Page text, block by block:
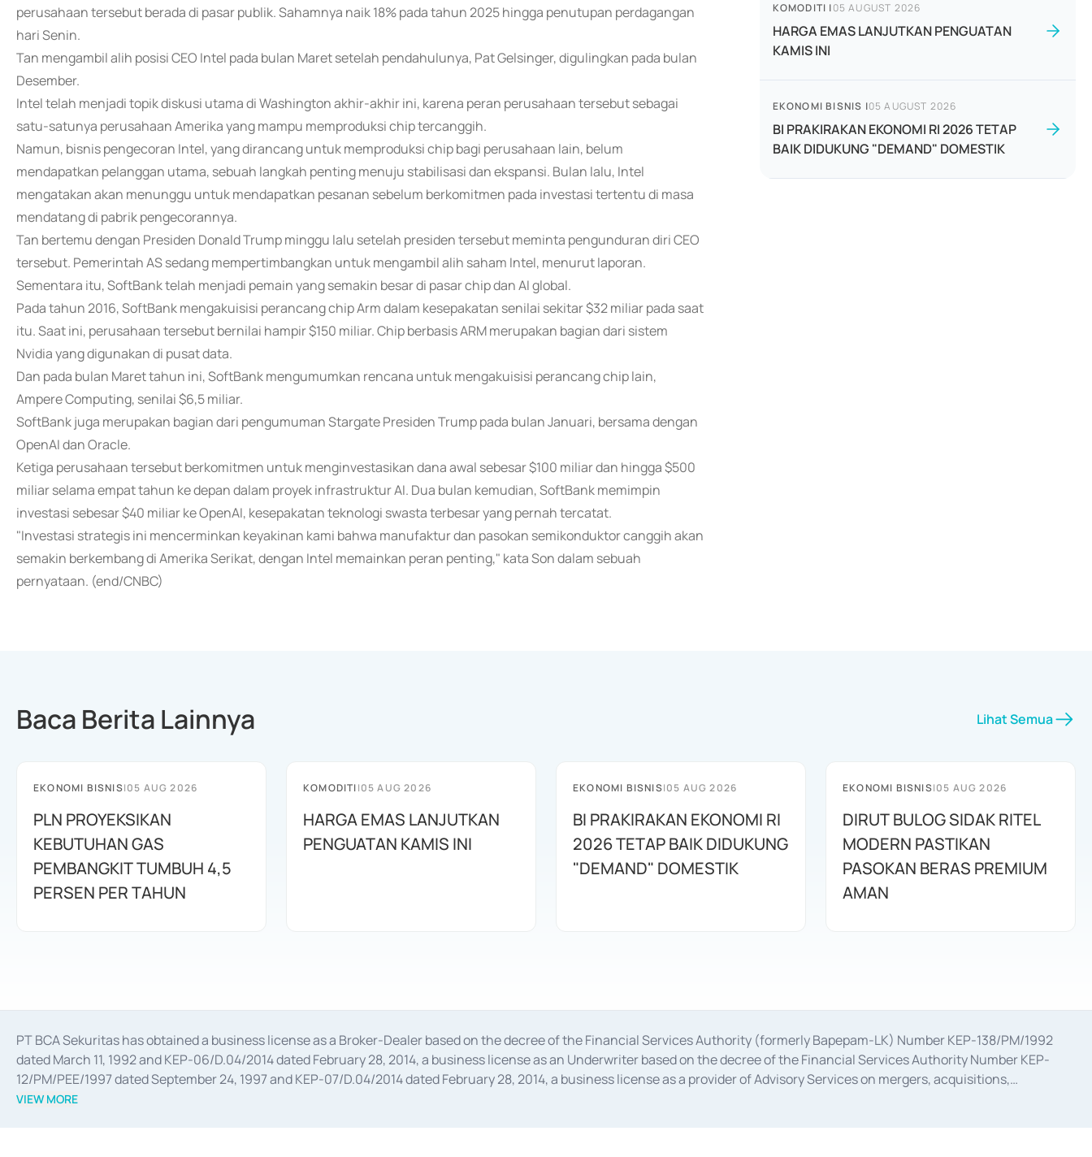
perusahaan tersebut berada di pasar publik. Sahamnya naik 18% pada tahun 2025 hingga penutupan perdagangan
hari Senin.
Tan mengambil alih posisi CEO Intel pada bulan Maret setelah pendahulunya, Pat Gelsinger, digulingkan pada bulan
Desember.
Intel telah menjadi topik diskusi utama di Washington akhir-akhir ini, karena peran perusahaan tersebut sebagai
satu-satunya perusahaan Amerika yang mampu memproduksi chip tercanggih.
Namun, bisnis pengecoran Intel, yang dirancang untuk memproduksi chip bagi perusahaan lain, belum
mendapatkan pelanggan utama, sebuah langkah penting menuju stabilisasi dan ekspansi. Bulan lalu, Intel
mengatakan akan menunggu untuk mendapatkan pesanan sebelum berkomitmen pada investasi tertentu di masa
mendatang di pabrik pengecorannya.
Tan bertemu dengan Presiden Donald Trump minggu lalu setelah presiden tersebut meminta pengunduran diri CEO
tersebut. Pemerintah AS sedang mempertimbangkan untuk mengambil alih saham Intel, menurut laporan.
Sementara itu, SoftBank telah menjadi pemain yang semakin besar di pasar chip dan AI global.
Pada tahun 2016, SoftBank mengakuisisi perancang chip Arm dalam kesepakatan senilai sekitar $32 miliar pada saat
itu. Saat ini, perusahaan tersebut bernilai hampir $150 miliar. Chip berbasis ARM merupakan bagian dari sistem
Nvidia yang digunakan di pusat data.
Dan pada bulan Maret tahun ini, SoftBank mengumumkan rencana untuk mengakuisisi perancang chip lain,
Ampere Computing, senilai $6,5 miliar.
SoftBank juga merupakan bagian dari pengumuman Stargate Presiden Trump pada bulan Januari, bersama dengan
OpenAI dan Oracle.
Ketiga perusahaan tersebut berkomitmen untuk menginvestasikan dana awal sebesar $100 miliar dan hingga $500
miliar selama empat tahun ke depan dalam proyek infrastruktur AI. Dua bulan kemudian, SoftBank memimpin
investasi sebesar $40 miliar ke OpenAI, kesepakatan teknologi swasta terbesar yang pernah tercatat.
"Investasi strategis ini mencerminkan keyakinan kami bahwa manufaktur dan pasokan semikonduktor canggih akan
semakin berkembang di Amerika Serikat, dengan Intel memainkan peran penting," kata Son dalam sebuah
pernyataan. (end/CNBC)
KOMODITI |05 AUGUST 2026
HARGA EMAS LANJUTKAN PENGUATAN
KAMIS INI
EKONOMI BISNIS |05 AUGUST 2026
BI PRAKIRAKAN EKONOMI RI 2026 TETAP
BAIK DIDUKUNG "DEMAND" DOMESTIK
Baca Berita Lainnya Lihat Semua
EKONOMI BISNIS|05 AUG 2026
PLN PROYEKSIKAN
KEBUTUHAN GAS
PEMBANGKIT TUMBUH 4,5
PERSEN PER TAHUN
KOMODITI|05 AUG 2026
HARGA EMAS LANJUTKAN
PENGUATAN KAMIS INI
EKONOMI BISNIS|05 AUG 2026
BI PRAKIRAKAN EKONOMI RI
2026 TETAP BAIK DIDUKUNG
"DEMAND" DOMESTIK
EKONOMI BISNIS|05 AUG 2026
DIRUT BULOG SIDAK RITEL
MODERN PASTIKAN
PASOKAN BERAS PREMIUM
AMAN
PT BCA Sekuritas has obtained a business license as a Broker-Dealer based on the decree of the Financial Services Authority (formerly Bapepam-LK) Number KEP-138/PM/1992
dated March 11, 1992 and KEP-06/D.04/2014 dated February 28, 2014, a business license as an Underwriter based on the decree of the Financial Services Authority Number KEP-
12/PM/PEE/1997 dated September 24, 1997 and KEP-07/D.04/2014 dated February 28, 2014, a business license as a provider of Advisory Services on mergers, acquisitions,
divestments, and joint ventures based on the decree of the Financial Services Authority Number S-67/PM.21/2014 dated February 28, 2014, a business license as a provider of
VIEW MORE